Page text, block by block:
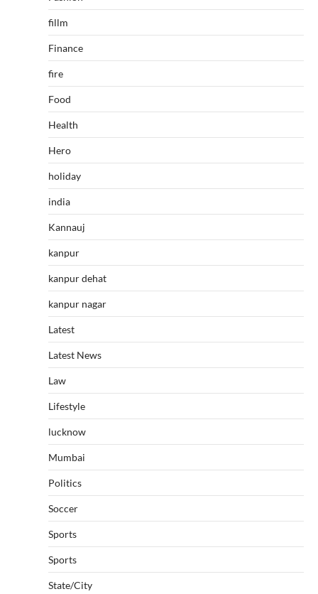
fillm
Finance
fire
Food
Health
Hero
holiday
india
Kannauj
kanpur
kanpur dehat
kanpur nagar
Latest
Latest News
Law
Lifestyle
lucknow
Mumbai
Politics
Soccer
Sports
Sports
State/City